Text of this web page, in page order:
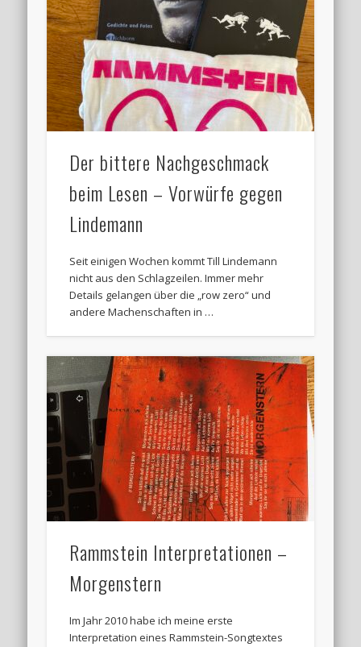
Der bittere Nachgeschmack
beim Lesen – Vorwürfe gegen
Lindemann
Seit einigen Wochen kommt Till Lindemann
nicht aus den Schlagzeilen. Immer mehr
Details gelangen über die „row zero“ und
andere Machenschaften in …
Rammstein Interpretationen –
Morgenstern
Im Jahr 2010 habe ich meine erste
Interpretation eines Rammstein-Songtextes